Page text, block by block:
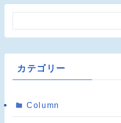
カテゴリー
Column